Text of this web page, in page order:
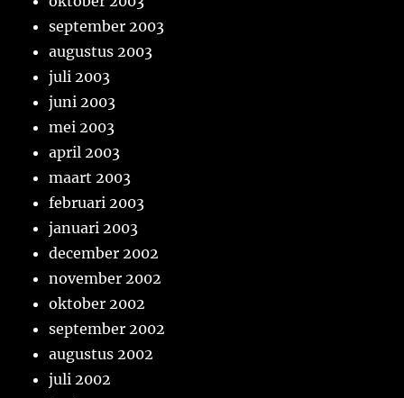
september 2003
augustus 2003
juli 2003
juni 2003
mei 2003
april 2003
maart 2003
februari 2003
januari 2003
december 2002
november 2002
oktober 2002
september 2002
augustus 2002
juli 2002